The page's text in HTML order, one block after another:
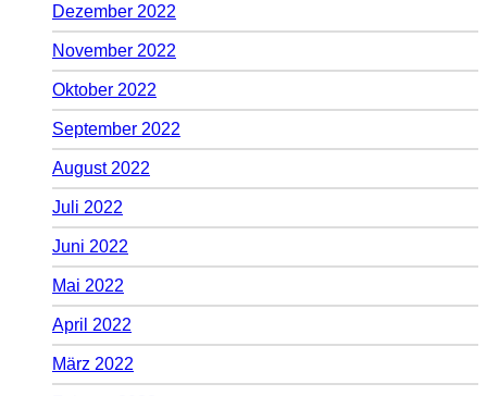
Dezember 2022
November 2022
Oktober 2022
September 2022
August 2022
Juli 2022
Juni 2022
Mai 2022
April 2022
März 2022